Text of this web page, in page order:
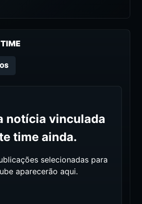
notícia vinculada
time ainda.
selecionadas para
aparecerão aqui.